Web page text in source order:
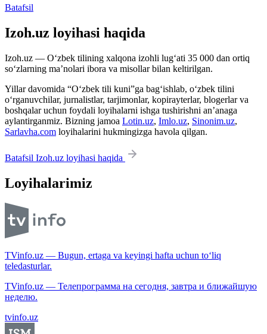
Batafsil
Izoh.uz loyihasi haqida
Izoh.uz — O‘zbek tilining xalqona izohli lug‘ati 35 000 dan ortiq
so‘zlarning ma’nolari ibora va misollar bilan keltirilgan.
Yillar davomida “O‘zbek tili kuni”ga bag‘ishlab, o‘zbek tilini
o‘rganuvchilar, jurnalistlar, tarjimonlar, kopirayterlar, blogerlar va
boshqalar uchun foydali loyihalarni ishga tushirishni an’anaga
aylantirganmiz. Bizning jamoa Lotin.uz, Imlo.uz, Sinonim.uz,
Sarlavha.com loyihalarini hukmingizga havola qilgan.
Batafsil Izoh.uz loyihasi haqida
Loyihalarimiz
TVinfo.uz — Bugun, ertaga va keyingi hafta uchun to‘liq
teledasturlar.
TVinfo.uz — Телепрограмма на сегодня, завтра и ближайшую
неделю.
tvinfo.uz